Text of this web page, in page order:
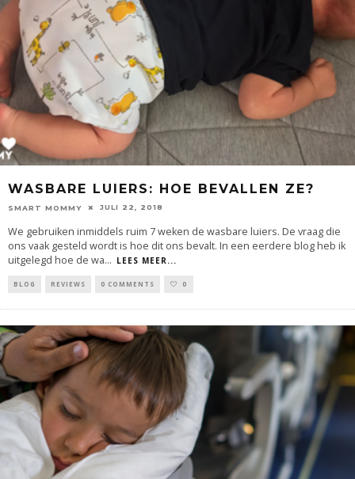
WASBARE LUIERS: HOE BEVALLEN ZE?
SMART MOMMY JULI 22, 2018
We gebruiken inmiddels ruim 7 weken de wasbare luiers. De vraag die
ons vaak gesteld wordt is hoe dit ons bevalt. In een eerdere blog heb ik
uitgelegd hoe de wa... LEES MEER...
BLOG REVIEWS 0 COMMENTS 0